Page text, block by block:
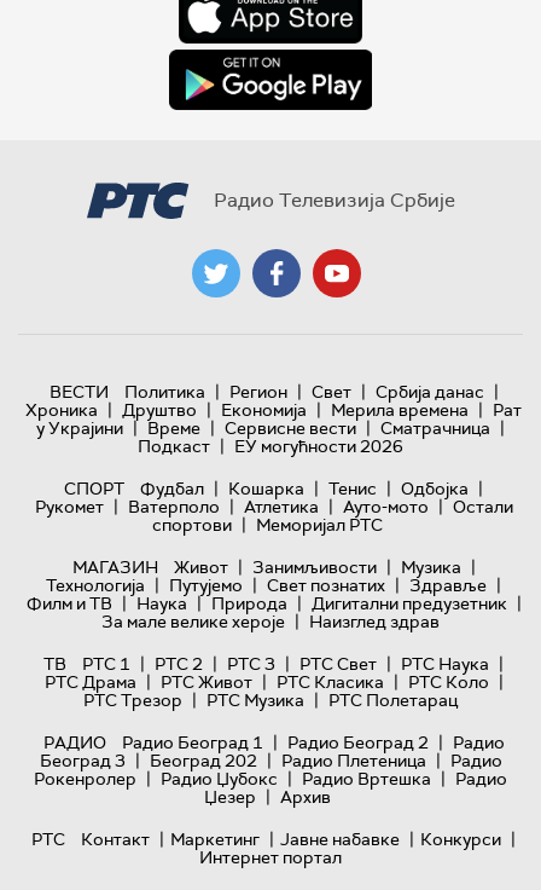
Радио Телевизија Србије
ВЕСТИ Политика | Регион | Свет | Србија данас |
Хроника | Друштво | Економија | Мерила времена | Рат
у Украјини | Време | Сервисне вести | Сматрачница |
Подкаст | ЕУ могућности 2026
СПОРТ
Фудбал | Кошарка | Тенис | Одбојка |
Рукомет | Ватерполо | Атлетика | Ауто-мото | Остали
спортови | Меморијал РТС
МАГАЗИН
Живот | Занимљивости | Музика |
Технологијa | Путујемо | Свет познатих | Здравље |
Филм и ТВ | Наука | Природа | Дигитални предузетник |
За мале велике хероје | Наизглед здрав
ТВ
РТС 1 | РТС 2 | РТС 3 | РТС Свет | РТС Наука |
РТС Драма | РТС Живот | РТС Класика | РТС Коло |
РТС Трезор | РТС Музика | РТС Полетарац
РАДИО
Радио Београд 1 | Радио Београд 2 | Радио
Београд 3 | Београд 202 | Радио Плетеница | Радио
Рокенролер | Радио Џубокс | Радио Вртешка | Радио
Џезер | Архив
РТС
Контакт | Маркетинг | Јавне набавке | Конкурси |
Интернет портал